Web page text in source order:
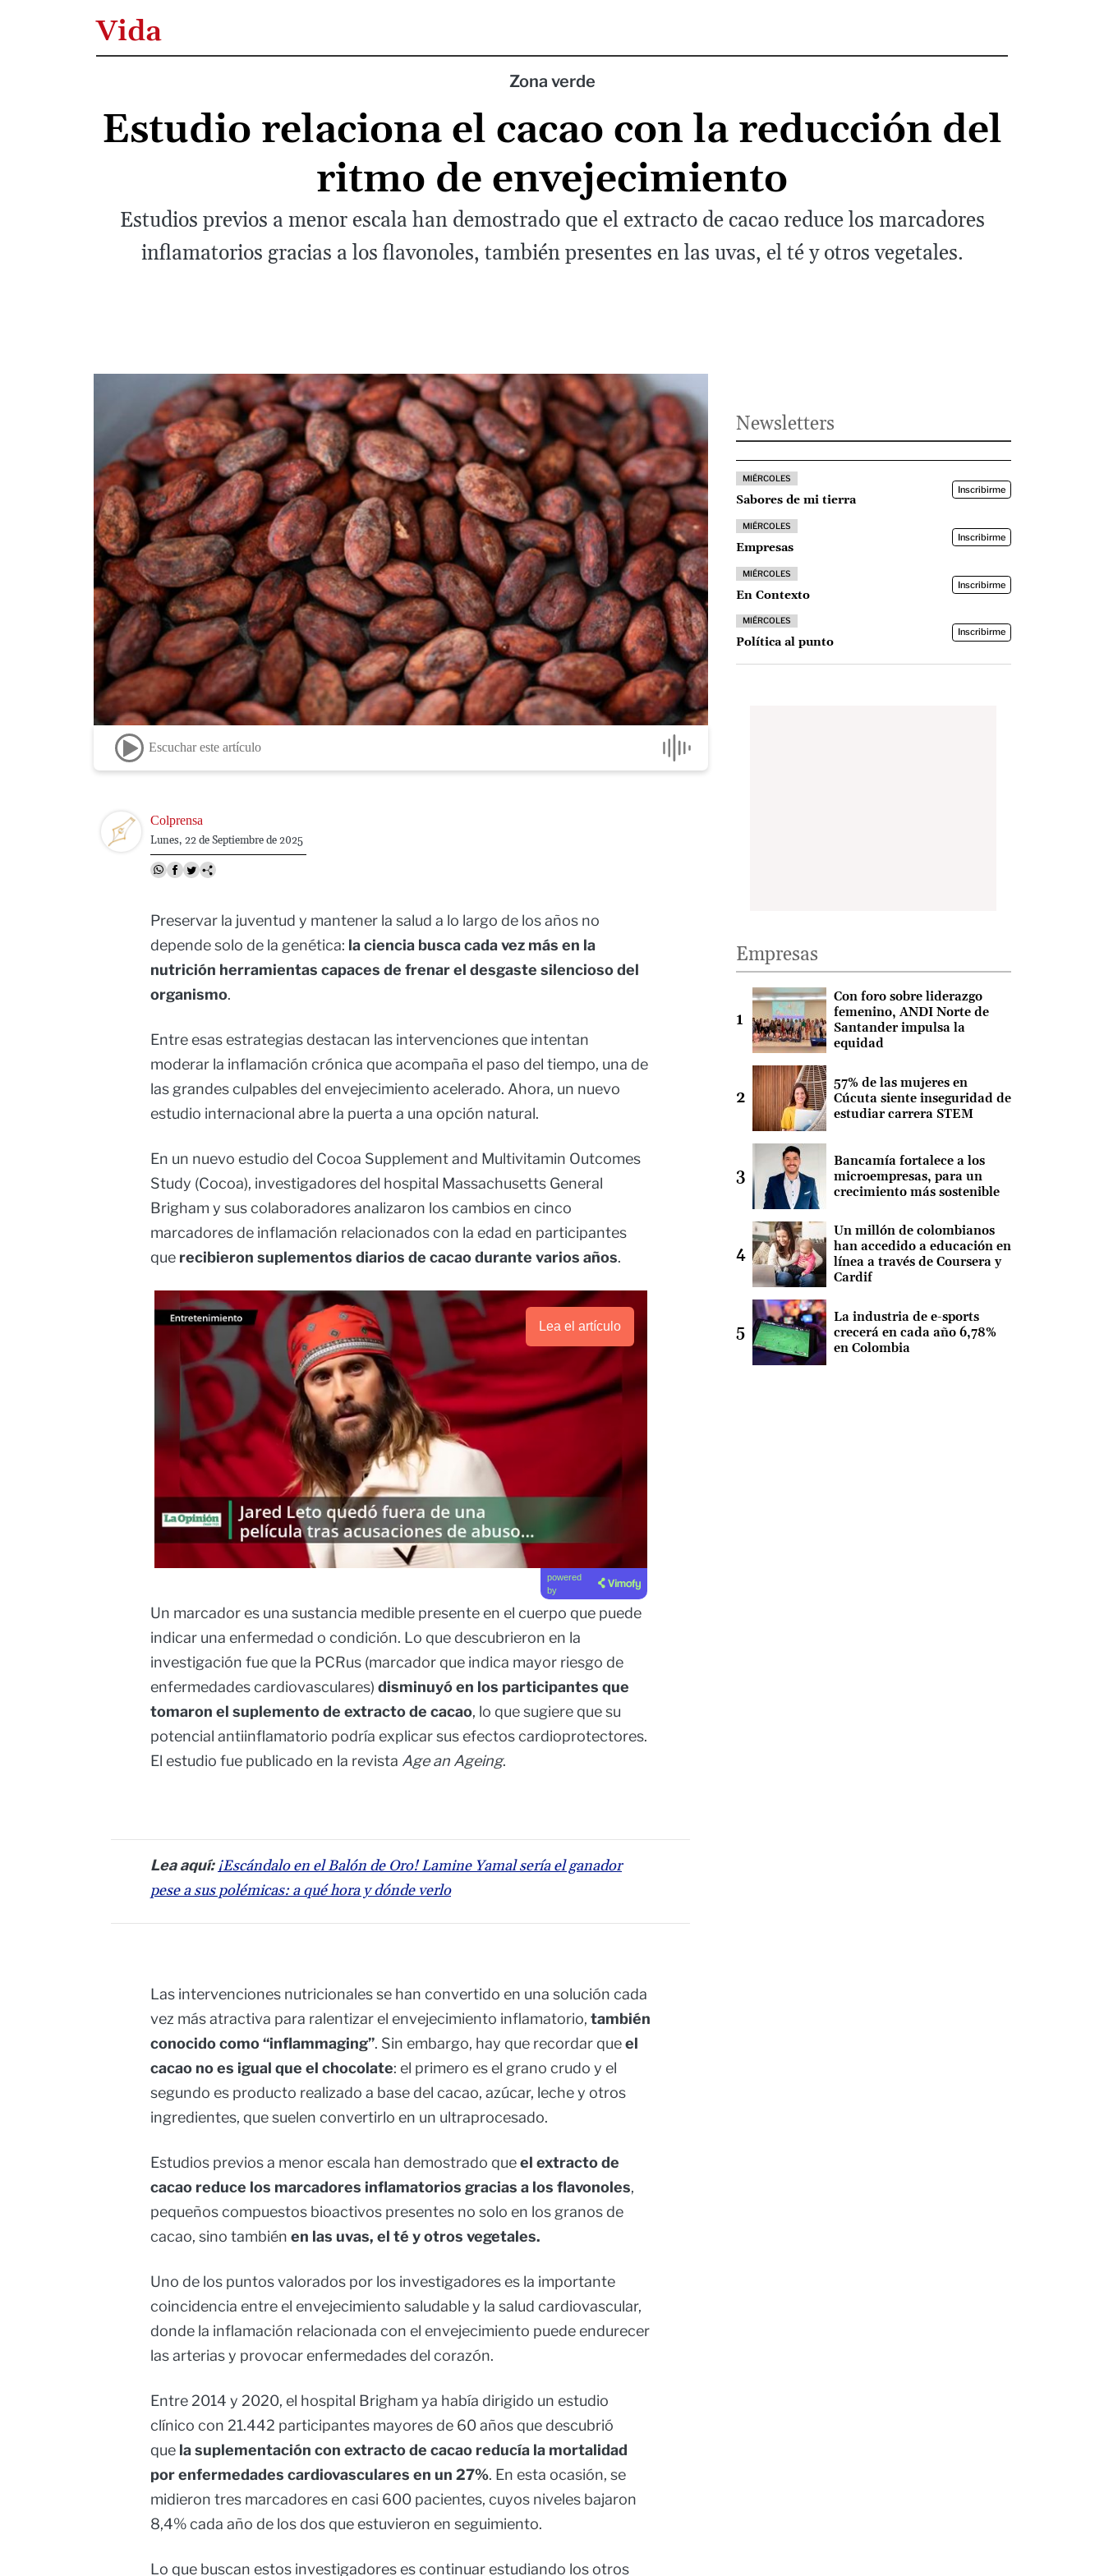
Vida
Zona verde
Estudio relaciona el cacao con la reducción del
ritmo de envejecimiento
Estudios previos a menor escala han demostrado que el extracto de cacao reduce los marcadores
inflamatorios gracias a los flavonoles, también presentes en las uvas, el té y otros vegetales.
Escuchar este artículo
Image Colprensa
Lunes, 22 de Septiembre de 2025
Preservar la juventud y mantener la salud a lo largo de los años no
depende solo de la genética: la ciencia busca cada vez más en la
nutrición herramientas capaces de frenar el desgaste silencioso del
organismo.
Entre esas estrategias destacan las intervenciones que intentan
moderar la inflamación crónica que acompaña el paso del tiempo, una de
las grandes culpables del envejecimiento acelerado. Ahora, un nuevo
estudio internacional abre la puerta a una opción natural.
En un nuevo estudio del Cocoa Supplement and Multivitamin Outcomes
Study (Cocoa), investigadores del hospital Massachusetts General
Brigham y sus colaboradores analizaron los cambios en cinco
marcadores de inflamación relacionados con la edad en participantes
que recibieron suplementos diarios de cacao durante varios años.
Lea el artículo
powered
by
Un marcador es una sustancia medible presente en el cuerpo que puede
indicar una enfermedad o condición. Lo que descubrieron en la
investigación fue que la PCRus (marcador que indica mayor riesgo de
enfermedades cardiovasculares) disminuyó en los participantes que
tomaron el suplemento de extracto de cacao, lo que sugiere que su
potencial antiinflamatorio podría explicar sus efectos cardioprotectores.
El estudio fue publicado en la revista Age an Ageing.
Lea aquí:¡Escándalo en el Balón de Oro! Lamine Yamal sería el ganador
pese a sus polémicas: a qué hora y dónde verlo
Las intervenciones nutricionales se han convertido en una solución cada
vez más atractiva para ralentizar el envejecimiento inflamatorio, también
conocido como “inflammaging”. Sin embargo, hay que recordar queel
cacao no es igual que el chocolate: el primero es el grano crudo y el
segundo es producto realizado a base del cacao, azúcar, leche y otros
ingredientes, que suelen convertirlo en un ultraprocesado.
Estudios previos a menor escala han demostrado queel extracto de
cacao reduce los marcadores inflamatorios gracias a los flavonoles,
pequeños compuestos bioactivos presentes no solo en los granos de
cacao, sino también en las uvas, el té y otros vegetales.
Uno de los puntos valorados por los investigadores es la importante
coincidencia entre el envejecimiento saludable y la salud cardiovascular,
donde la inflamación relacionada con el envejecimiento puede endurecer
las arterias y provocar enfermedades del corazón.
Entre 2014 y 2020, el hospital Brigham ya había dirigido un estudio
clínico con 21.442 participantes mayores de 60 años que descubrió
que la suplementación con extracto de cacao reducía la mortalidad
por enfermedades cardiovasculares en un 27%. En esta ocasión, se
midieron tres marcadores en casi 600 pacientes, cuyos niveles bajaron
8,4% cada año de los dos que estuvieron en seguimiento.
Lo que buscan estos investigadores es continuar estudiando los otros
Newsletters
MIÉRCOLES
Sabores de mi tierra
Inscribirme
MIÉRCOLES
Empresas
Inscribirme
MIÉRCOLES
En Contexto
Inscribirme
MIÉRCOLES
Política al punto
Inscribirme
Empresas
Con foro sobre liderazgo
femenino, ANDI Norte de
Santander impulsa la
equidad
57% de las mujeres en
Cúcuta siente inseguridad de
estudiar carrera STEM
Bancamía fortalece a los
microempresas, para un
crecimiento más sostenible
Un millón de colombianos
han accedido a educación en
línea a través de Coursera y
Cardif
La industria de e-sports
crecerá en cada año 6,78%
en Colombia